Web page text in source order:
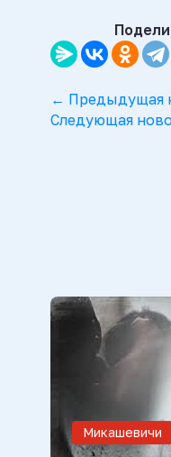
← Предыдущая
Следующая
Микашевичи